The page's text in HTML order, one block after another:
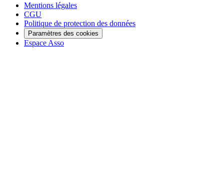
Mentions légales
CGU
Politique de protection des données
Paramètres des cookies
Espace Asso